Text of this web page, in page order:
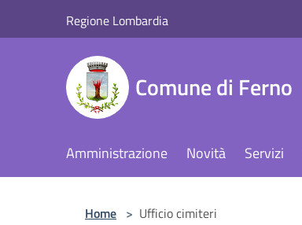
Regione Lombardia
Comune di Ferno
Amministrazione Novità Servizi
Home > Ufficio cimiteri